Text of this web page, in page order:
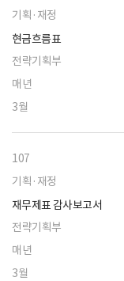
기획·재정
현금흐름표
전략기획부
매년
3월
107
기획·재정
재무제표 감사보고서
전략기획부
매년
3월